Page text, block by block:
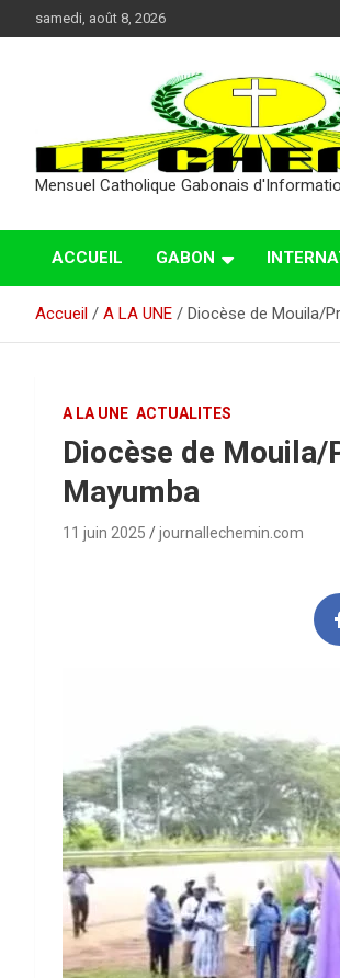
au
samedi, août 8, 2026
Mensuel Catholique Gabonais
ACCUEIL GABON
Accueil A LA UNE Diocèse de Mouila/
A LA UNE ACTUALITES
Diocèse de
Mayumba
11 juin 2025 journallechemin.com